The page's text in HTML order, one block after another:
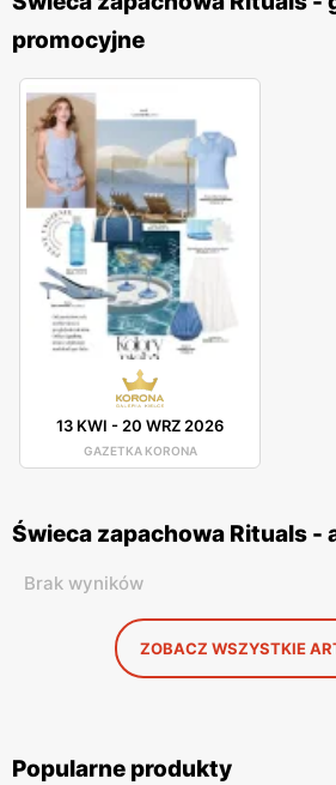
promocyjne
13 KWI - 20 WRZ 2026
GAZETKA KORONA
Świeca zapachowa Rituals -
Brak wyników
ZOBACZ WSZYSTKIE
Popularne produkty